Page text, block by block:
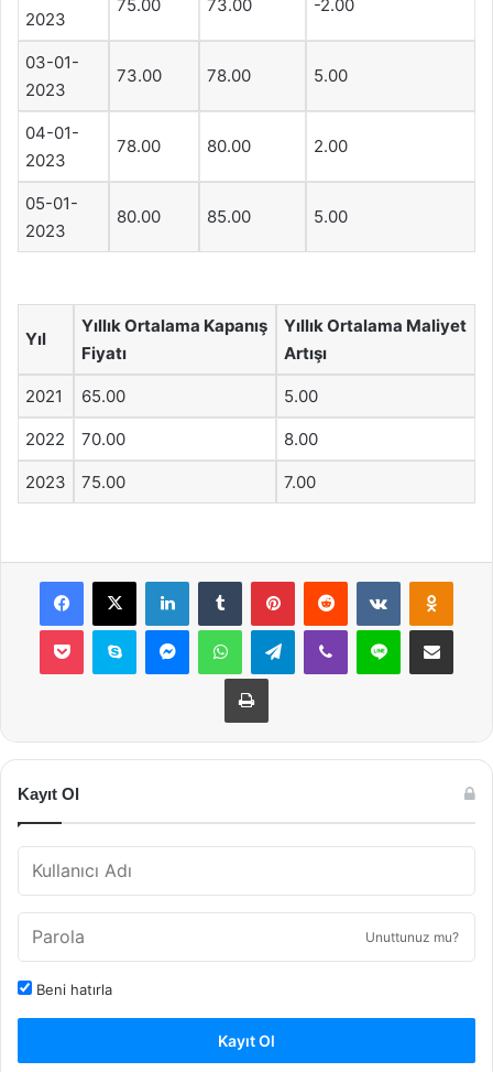
2023
75.00 73.00 -2.00
03-01-
2023
73.00 78.00 5.00
04-01-
2023
78.00 80.00 2.00
05-01-
2023
80.00 85.00 5.00
Yıl
Yıllık Ortalama Kapanış
Fiyatı
Yıllık Ortalama Maliyet
Artışı
2021 65.00 5.00
2022 70.00 8.00
2023 75.00 7.00
Facebook
X LinkedInTumblr PinterestReddit VKontakte
Pocket Skype MessengerWhatsAppTelegramViber Line E-Posta ile
Yazdır
Kayıt Ol
Unuttunuz mu?
Beni hatırla
Kayıt Ol